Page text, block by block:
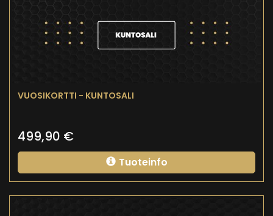
VUOSIKORTTI - KUNTOSALI
499,90 €
Tuoteinfo